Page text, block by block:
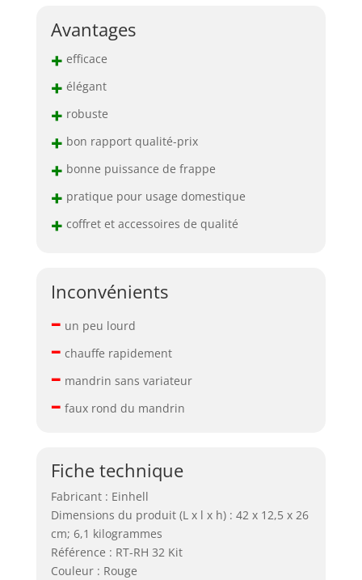
Avantages
+ efficace
+ élégant
+ robuste
+ bon rapport qualité-prix
+ bonne puissance de frappe
+ pratique pour usage domestique
+ coffret et accessoires de qualité
Inconvénients
– un peu lourd
– chauffe rapidement
– mandrin sans variateur
– faux rond du mandrin
Fiche technique
Fabricant : Einhell
Dimensions du produit (L x l x h) : 42 x 12,5 x 26
cm; 6,1 kilogrammes
Référence : RT-RH 32 Kit
Couleur : Rouge